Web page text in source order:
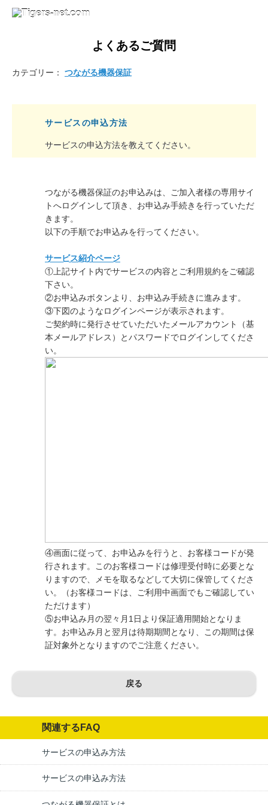
よくあるご質問
サービスの申込方法
サービスの申込方法を教えてください。
カテゴリー： つながる機器保証
つながる機器保証のお申込みは、ご加入者様の専用サイ
トへログインして頂き、お申込み手続きを行っていただ
きます。
以下の手順でお申込みを行ってください。
サービス紹介ページ
①上記サイト内でサービスの内容とご利用規約をご確認
下さい。
②お申込みボタンより、お申込み手続きに進みます。
③下図のようなログインページが表示されます。
ご契約時に発行させていただいたメールアカウント（基
本メールアドレス）とパスワードでログインしてくださ
い。
④画面に従って、お申込みを行うと、お客様コードが発
行されます。このお客様コードは修理受付時に必要とな
りますので、メモを取るなどして大切に保管してくださ
い。（お客様コードは、ご利用中画面でもご確認してい
ただけます）
⑤お申込み月の翌々月1日より保証適用開始となりま
す。お申込み月と翌月は待期期間となり、この期間は保
証対象外となりますのでご注意ください。
戻る
関連するFAQ
サービスの申込み方法
サービスの申込み方法